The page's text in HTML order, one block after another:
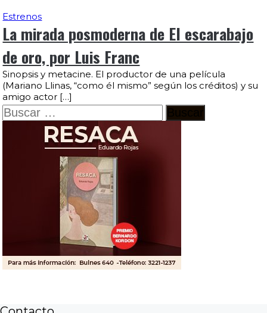
Estrenos
La mirada posmoderna de El escarabajo
de oro, por Luis Franc
Sinopsis y metacine. El productor de una película
(Mariano Llinas, “como él mismo” según los créditos) y su
amigo actor […]
Buscar: